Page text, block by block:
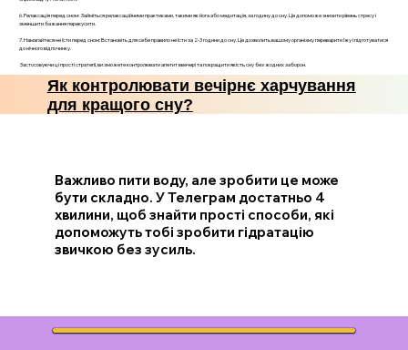
6. Релаксація перед сном: Займіться релаксаційними практиками, такими як йога або медитація, за годину до сну. Це допоможе знизити рівень стресу і
зменшити бажання перекусити.
7. Намагайтеся не їсти перед сном: Встановіть для себе правило не їсти за 2-3 години до сну. Це дозволить вашому організму переварити їжу і підготуватися
до нічного відпочинку.
Застосовуючи ці прості стратегії, ви зможете контролювати апетит ввечері та покращити якість сну без жодних заборон.
Як контролювати вечірнє харчування
для кращого сну?
Важливо пити воду, але зробити це може
бути складно. У Телеграм достатньо 4
хвилини, щоб знайти прості способи, які
допоможуть тобі зробити гідратацію
звичкою без зусиль.